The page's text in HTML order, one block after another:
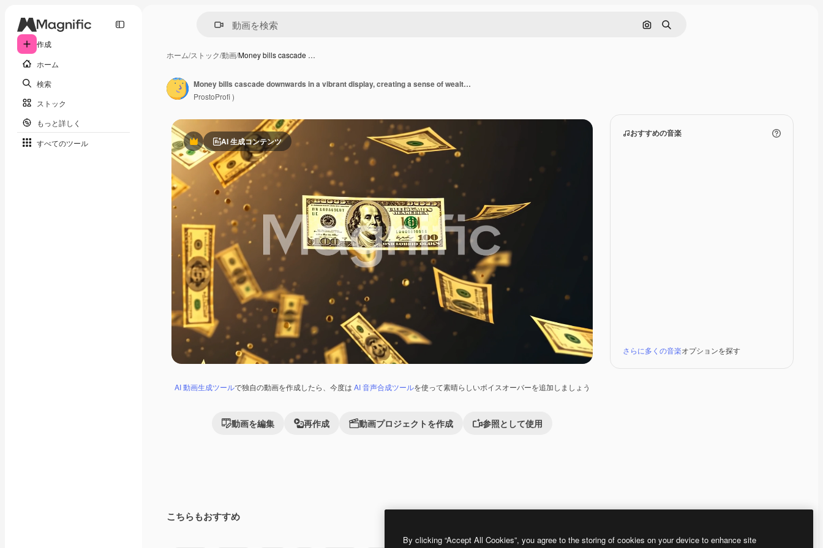
作成
ホーム
検索
ストック
もっと詳しく
すべてのツール
画像で検索
検索
ホーム/ストック/動画/Money bills cascade …
PremiumAI 生成コンテンツ
AI 動画生成ツールで独自の動画を作成したら、今度は AI 音声合成ツールを使って素晴らしいボイスオーバーを追加しましょう
動画を編集 再作成 動画プロジェクトを作成 参照として使用
おすすめの音楽
さらに多くの音楽オプションを探す
Money bills cascade downwards in a vibrant display, creating a sense of wealth and abundance in a dynamic and eye-catching setting with golden hues
ProstoProfi )
こちらもおすすめ
By clicking “Accept All Cookies”, you agree to the storing of cookies on your device to enhance site